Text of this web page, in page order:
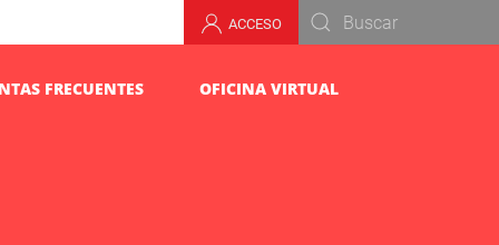
ACCESO
FRECUENTES OFICINA VIRTUAL